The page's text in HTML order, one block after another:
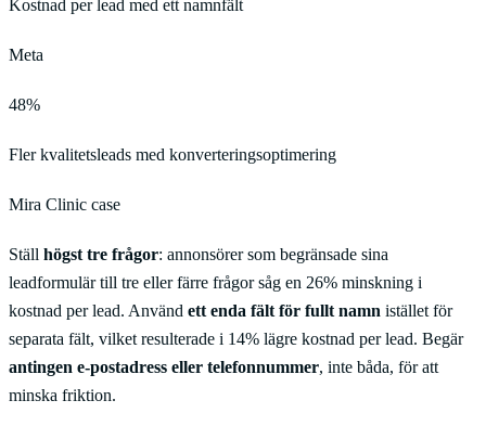
Kostnad per lead med ett namnfält
Meta
48%
Fler kvalitetsleads med konverteringsoptimering
Mira Clinic case
Ställ högst tre frågor: annonsörer som begränsade sina
leadformulär till tre eller färre frågor såg en 26% minskning i
kostnad per lead. Använd ett enda fält för fullt namn istället för
separata fält, vilket resulterade i 14% lägre kostnad per lead. Begär
antingen e-postadress eller telefonnummer, inte båda, för att
minska friktion.